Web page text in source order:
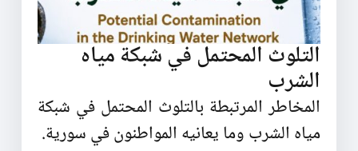
التلوث المحتمل في شبكة مياه
الشرب
المخاطر المرتبطة بالتلوث المحتمل في شبكة
مياه الشرب وما يعانيه المواطنون في سورية.